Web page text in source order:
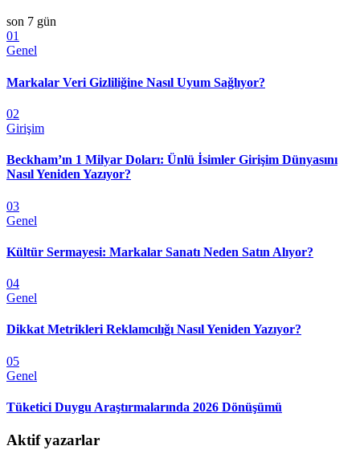
son 7 gün
01
Genel
Markalar Veri Gizliliğine Nasıl Uyum Sağlıyor?
02
Girişim
Beckham’ın 1 Milyar Doları: Ünlü İsimler Girişim Dünyasını
Nasıl Yeniden Yazıyor?
03
Genel
Kültür Sermayesi: Markalar Sanatı Neden Satın Alıyor?
04
Genel
Dikkat Metrikleri Reklamcılığı Nasıl Yeniden Yazıyor?
05
Genel
Tüketici Duygu Araştırmalarında 2026 Dönüşümü
Aktif yazarlar